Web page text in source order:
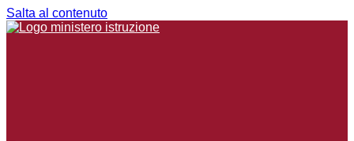
Salta al contenuto